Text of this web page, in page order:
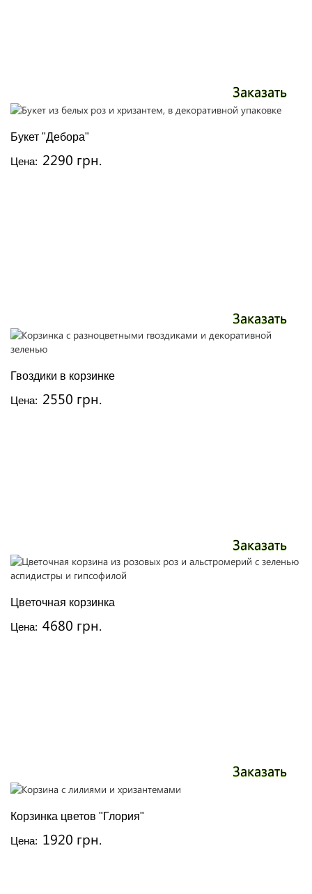
Заказать
Букет "Дебора"
Цена: 2290 грн.
Заказать
Гвоздики в корзинке
Цена: 2550 грн.
Заказать
Цветочная корзинка
Цена: 4680 грн.
Заказать
Корзинка цветов "Глория"
Цена: 1920 грн.